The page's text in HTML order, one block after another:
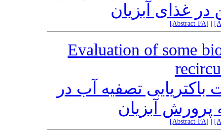
در غذای آبزیان
[Abstract-FA]
Evaluation of some
تصفیه آب در
آبزیان
[Abstract-FA]